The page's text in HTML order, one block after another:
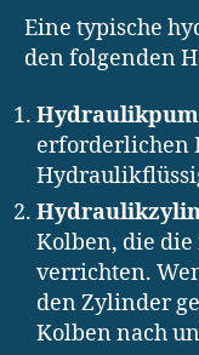
Eine typische
den folgenden
erforderlichen
Kolben, die
verrichten.
den Zylinder
Kolben nach